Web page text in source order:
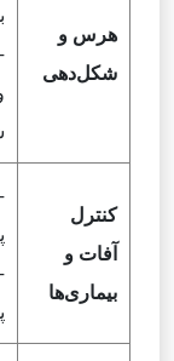
هرس و
شکل‌دهی
کنترل
آفات و
بیماری‌ها